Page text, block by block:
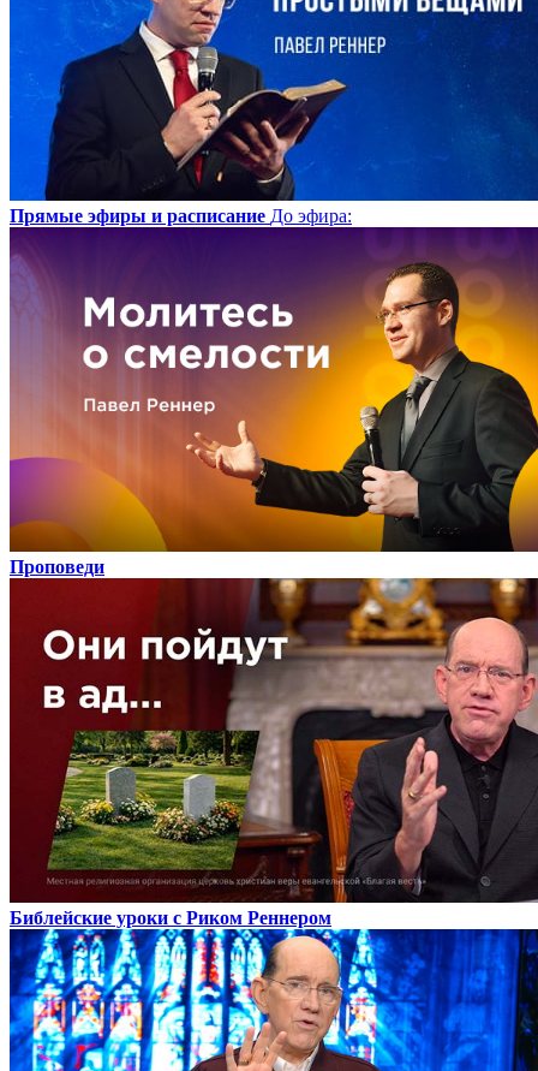
Прямые эфиры и расписание До эфира:
Проповеди
Библейские уроки с Риком Реннером